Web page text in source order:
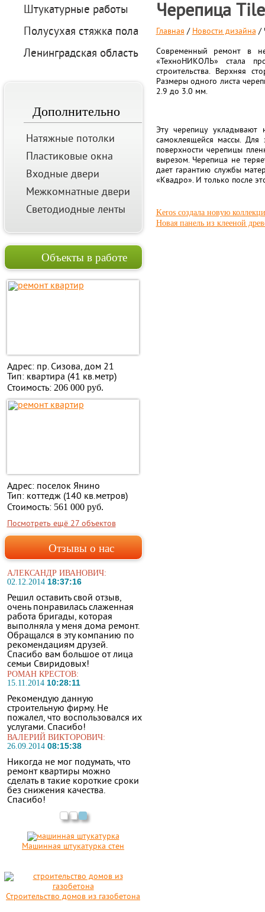
Штукатурные работы
Полусухая стяжка пола
Ленинградская область
Дополнительно
Натяжные потолки
Пластиковые окна
Входные двери
Межкомнатные двери
Светодиодные ленты
Объекты в работе
Адрес: пр. Сизова, дом 21
Тип: квартира (41 кв.метр)
Стоимость: 206 000 руб.
Адрес: поселок Янино
Тип: коттедж (140 кв.метров)
Стоимость: 561 000 руб.
Посмотреть ещё 27 объектов
Отзывы о нас
АЛЕКСАНДР ИВАНОВИЧ:
02.12.2014 18:37:16
Решил оставить свой отзыв,
очень понравилась слаженная
работа бригады, которая
выполняла у меня дома ремонт.
Обращался в эту компанию по
рекомендациям друзей.
Спасибо вам большое от лица
семьи Свиридовых!
РОМАН КРЕСТОВ:
15.11.2014 10:28:11
Рекомендую данную
строительную фирму. Не
пожалел, что воспользовался их
услугами. Спасибо!
ВАЛЕРИЙ ВИКТОРОВИЧ:
26.09.2014 08:15:38
Никогда не мог подумать, что
ремонт квартиры можно
сделать в такие короткие сроки
без снижения качества.
Спасибо!
Машинная штукатурка стен
Строительство домов из газобетона
Черепица
Главная / Новости дизайна /
Современный ремонт в
«ТехноНИКОЛЬ» стала
строительства. Верхняя
Размеры одного листа
2.9 до 3.0 мм.
Эту черепицу
самоклеящейся массы.
поверхности черепицы
вырезом. Черепица не
дает гарантию службы
«Квадро». И только после
Keros создала новую
Новая панель из клееной